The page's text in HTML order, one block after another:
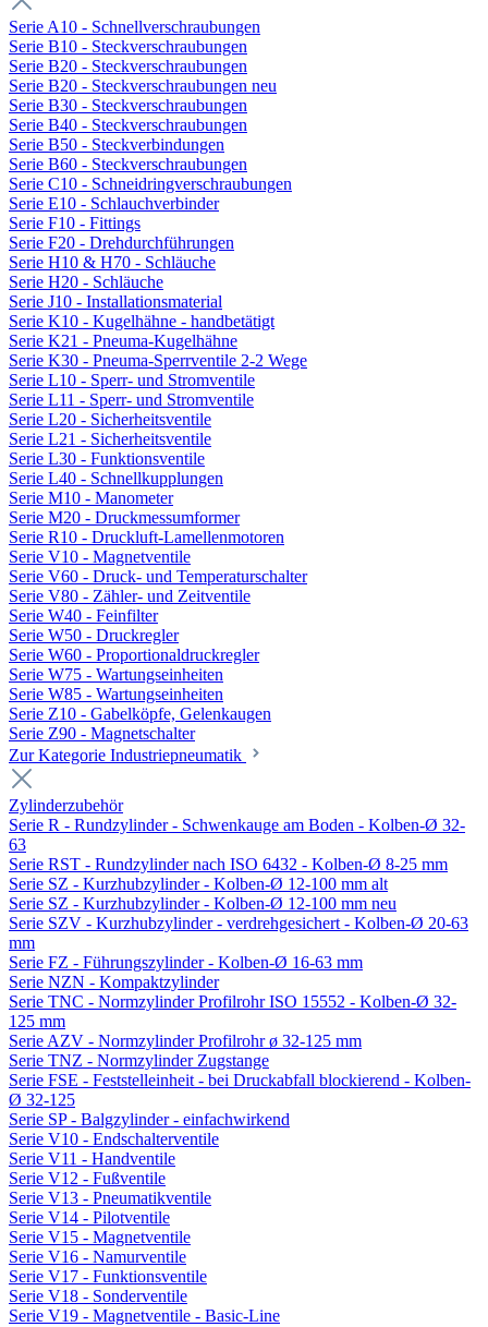
Serie A10 - Schnellverschraubungen
Serie B10 - Steckverschraubungen
Serie B20 - Steckverschraubungen
Serie B20 - Steckverschraubungen neu
Serie B30 - Steckverschraubungen
Serie B40 - Steckverschraubungen
Serie B50 - Steckverbindungen
Serie B60 - Steckverschraubungen
Serie C10 - Schneidringverschraubungen
Serie E10 - Schlauchverbinder
Serie F10 - Fittings
Serie F20 - Drehdurchführungen
Serie H10 & H70 - Schläuche
Serie H20 - Schläuche
Serie J10 - Installationsmaterial
Serie K10 - Kugelhähne - handbetätigt
Serie K21 - Pneuma-Kugelhähne
Serie K30 - Pneuma-Sperrventile 2-2 Wege
Serie L10 - Sperr- und Stromventile
Serie L11 - Sperr- und Stromventile
Serie L20 - Sicherheitsventile
Serie L21 - Sicherheitsventile
Serie L30 - Funktionsventile
Serie L40 - Schnellkupplungen
Serie M10 - Manometer
Serie M20 - Druckmessumformer
Serie R10 - Druckluft-Lamellenmotoren
Serie V10 - Magnetventile
Serie V60 - Druck- und Temperaturschalter
Serie V80 - Zähler- und Zeitventile
Serie W40 - Feinfilter
Serie W50 - Druckregler
Serie W60 - Proportionaldruckregler
Serie W75 - Wartungseinheiten
Serie W85 - Wartungseinheiten
Serie Z10 - Gabelköpfe, Gelenkaugen
Serie Z90 - Magnetschalter
Zur Kategorie Industriepneumatik
Zylinderzubehör
Serie R - Rundzylinder - Schwenkauge am Boden - Kolben-Ø 32-
63
Serie RST - Rundzylinder nach ISO 6432 - Kolben-Ø 8-25 mm
Serie SZ - Kurzhubzylinder - Kolben-Ø 12-100 mm alt
Serie SZ - Kurzhubzylinder - Kolben-Ø 12-100 mm neu
Serie SZV - Kurzhubzylinder - verdrehgesichert - Kolben-Ø 20-63
mm
Serie FZ - Führungszylinder - Kolben-Ø 16-63 mm
Serie NZN - Kompaktzylinder
Serie TNC - Normzylinder Profilrohr ISO 15552 - Kolben-Ø 32-
125 mm
Serie AZV - Normzylinder Profilrohr ø 32-125 mm
Serie TNZ - Normzylinder Zugstange
Serie FSE - Feststelleinheit - bei Druckabfall blockierend - Kolben-
Ø 32-125
Serie SP - Balgzylinder - einfachwirkend
Serie V10 - Endschalterventile
Serie V11 - Handventile
Serie V12 - Fußventile
Serie V13 - Pneumatikventile
Serie V14 - Pilotventile
Serie V15 - Magnetventile
Serie V16 - Namurventile
Serie V17 - Funktionsventile
Serie V18 - Sonderventile
Serie V19 - Magnetventile - Basic-Line